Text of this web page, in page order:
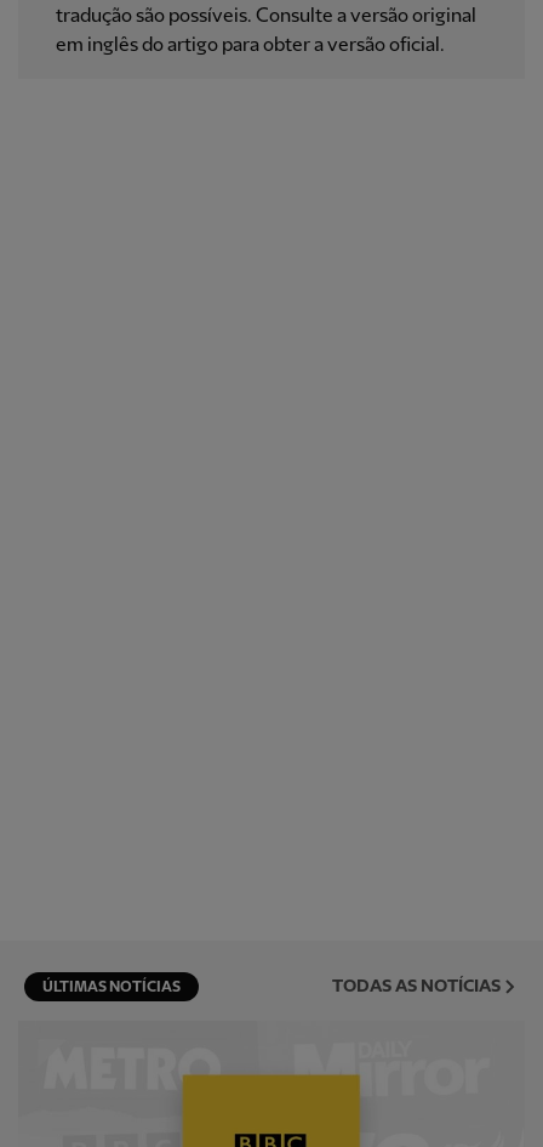
tradução são possíveis. Consulte a versão original
em inglês do artigo para obter a versão oficial.
ÚLTIMAS NOTÍCIAS TODAS AS NOTÍCIAS